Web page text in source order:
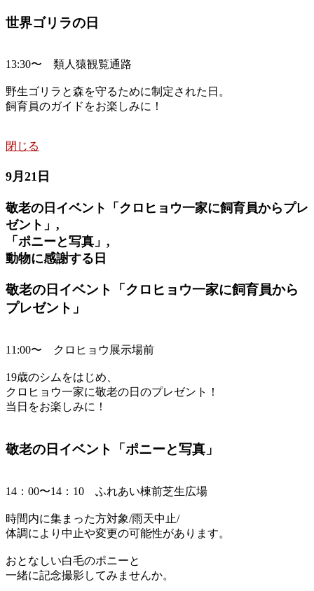
世界ゴリラの日
13:30〜 類人猿観覧通路
野生ゴリラと森を守るために制定された日。
飼育員のガイドをお楽しみに！
閉じる
9月21日
敬老の日イベント「クロヒョウ一家に飼育員からプレ
ゼント」,
「ポニーと写真」,
動物に感謝する日
敬老の日イベント「クロヒョウ一家に飼育員から
プレゼント」
11:00〜 クロヒョウ展示場前
19歳のシムをはじめ、
クロヒョウ一家に敬老の日のプレゼント！
当日をお楽しみに！
敬老の日イベント「ポニーと写真」
14：00〜14：10 ふれあい棟前芝生広場
時間内に集まった方対象/雨天中止/
体調により中止や変更の可能性があります。
おとなしい白毛のポニーと
一緒に記念撮影してみませんか。